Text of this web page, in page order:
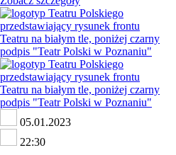
05.01.2023
22:30